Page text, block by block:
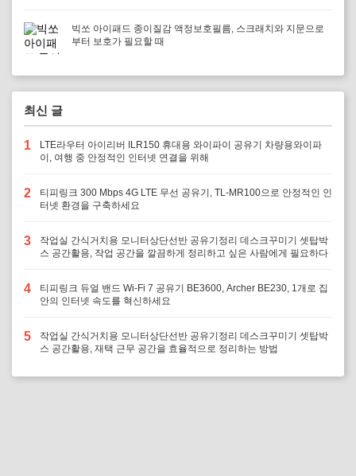
빅쏘 아이패드 종이질감 액정보호필름, 스크래치와 지문으로
부터 보호가 필요할 때
최신 글
1
LTE라우터 아이리버 ILR150 휴대용 와이파이 공유기 차량용와이파
이, 여행 중 안정적인 인터넷 연결을 위해
2
티피링크 300 Mbps 4G LTE 무선 공유기, TL-MR100으로 안정적인 인
터넷 환경을 구축하세요
3
작업실 간식거치용 모니터상단선반 공유기정리 데스크꾸미기 셋탑박
스 공간활용, 작업 공간을 깔끔하게 정리하고 싶은 사람에게 필요하다
4
티피링크 듀얼 밴드 Wi-Fi 7 공유기 BE3600, Archer BE230, 1개로 집
안의 인터넷 속도를 혁신하세요
5
작업실 간식거치용 모니터상단선반 공유기정리 데스크꾸미기 셋탑박
스 공간활용, 재택 근무 공간을 효율적으로 정리하는 방법